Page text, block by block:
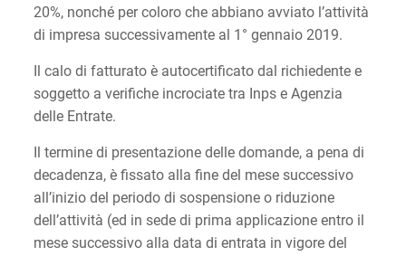
20%, nonché per coloro che abbiano avviato l’attività
di impresa successivamente al 1° gennaio 2019.
Il calo di fatturato è autocertificato dal richiedente e
soggetto a verifiche incrociate tra Inps e Agenzia
delle Entrate.
Il termine di presentazione delle domande, a pena di
decadenza, è fissato alla fine del mese successivo
all’inizio del periodo di sospensione o riduzione
dell’attività (ed in sede di prima applicazione entro il
mese successivo alla data di entrata in vigore del